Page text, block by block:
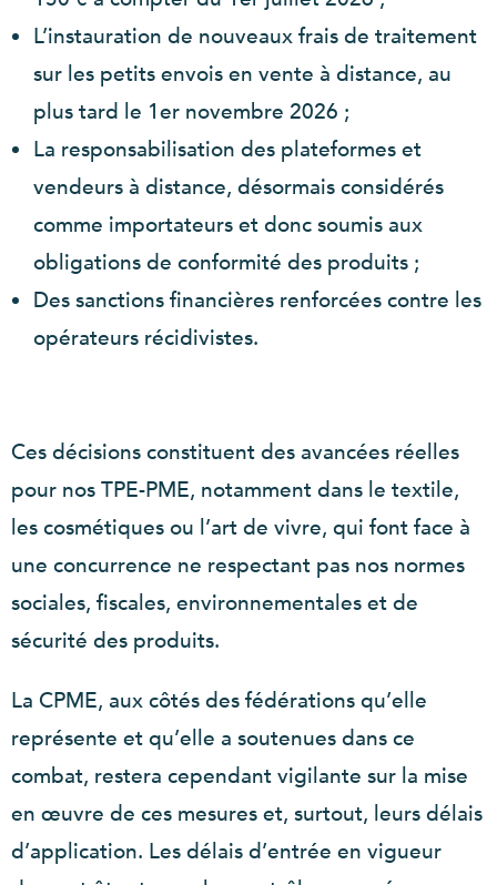
L’instauration de nouveaux frais de traitement
sur les petits envois en vente à distance, au
plus tard le 1er novembre 2026 ;
La responsabilisation des plateformes et
vendeurs à distance, désormais considérés
comme importateurs et donc soumis aux
obligations de conformité des produits ;
Des sanctions financières renforcées contre les
opérateurs récidivistes.
Ces décisions constituent des avancées réelles
pour nos TPE-PME, notamment dans le textile,
les cosmétiques ou l’art de vivre, qui font face à
une concurrence ne respectant pas nos normes
sociales, fiscales, environnementales et de
sécurité des produits.
La CPME, aux côtés des fédérations qu’elle
représente et qu’elle a soutenues dans ce
combat, restera cependant vigilante sur la mise
en œuvre de ces mesures et, surtout, leurs délais
d’application. Les délais d’entrée en vigueur